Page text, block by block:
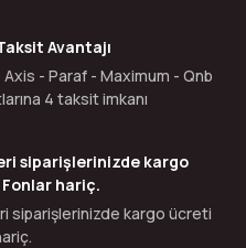
Avantajı
- Paraf - Maximum - Qnb
4 taksit imkanı
siparişlerinizde kargo
hariç.
siparişlerinizde kargo ücreti